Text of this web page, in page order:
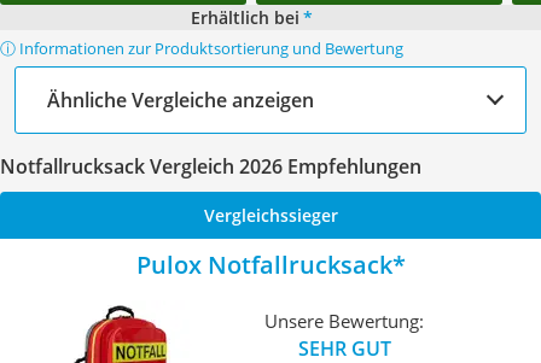
Erhältlich bei *
ⓘ Informationen zur Produktsortierung und Bewertung
Ähnliche Vergleiche anzeigen
Notfallrucksack Vergleich 2026 Empfehlungen
Vergleichssieger
Pulox Notfallrucksack
Unsere Bewertung:
SEHR GUT